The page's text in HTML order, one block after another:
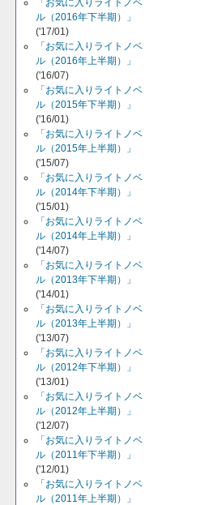
「お気に入りライトノベ
ル（2016年下半期）」
('17/01)
「お気に入りライトノベ
ル（2016年上半期）」
('16/07)
「お気に入りライトノベ
ル（2015年下半期）」
('16/01)
「お気に入りライトノベ
ル（2015年上半期）」
('15/07)
「お気に入りライトノベ
ル（2014年下半期）」
('15/01)
「お気に入りライトノベ
ル（2014年上半期）」
('14/07)
「お気に入りライトノベ
ル（2013年下半期）」
('14/01)
「お気に入りライトノベ
ル（2013年上半期）」
('13/07)
「お気に入りライトノベ
ル（2012年下半期）」
('13/01)
「お気に入りライトノベ
ル（2012年上半期）」
('12/07)
「お気に入りライトノベ
ル（2011年下半期）」
('12/01)
「お気に入りライトノベ
ル（2011年上半期）」